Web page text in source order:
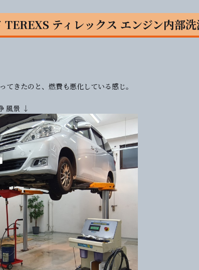
TEREXS ティレックス エンジン内部
きたのと、燃費も悪化している感じ。
風景 ↓